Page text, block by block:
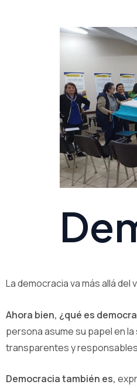
La democracia va más allá
Ahora bien, ¿qué es
persona asume su papel en
transparentes y
Democracia también es,